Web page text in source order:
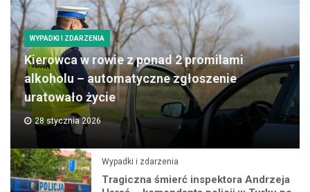
WYPADKI I ZDARZENIA
Kierowca w rowie z ponad 2 promilami
alkoholu – automatyczne zgłoszenie
uratowało życie
28 stycznia 2026
Wypadki i zdarzenia
Tragiczna śmierć inspektora Andrzeja